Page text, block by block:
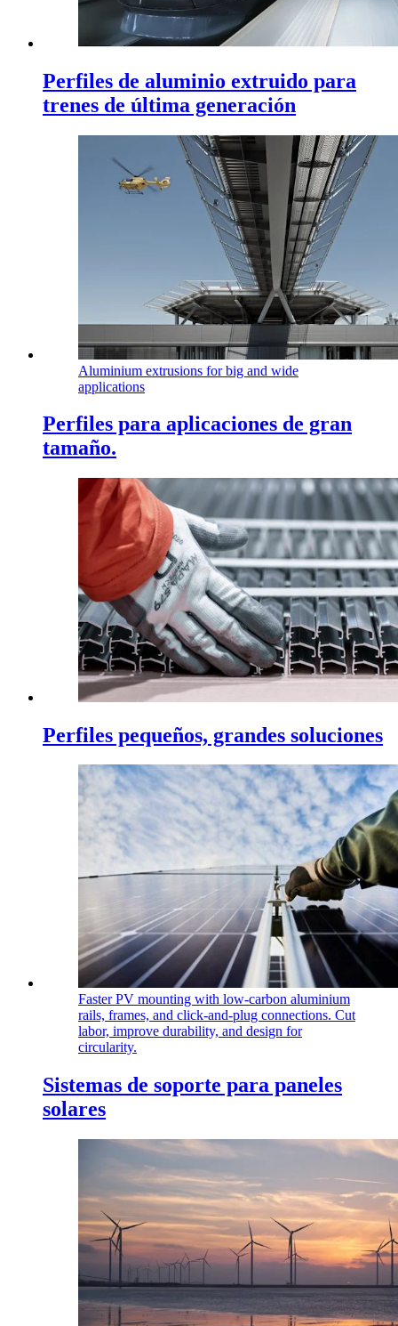
Perfiles de aluminio extruido para
trenes de última generación
Aluminium extrusions for big and wide
applications
Perfiles para aplicaciones de gran
tamaño.
Perfiles pequeños, grandes soluciones
Faster PV mounting with low‑carbon aluminium
rails, frames, and click‑and‑plug connections. Cut
labor, improve durability, and design for
circularity.
Sistemas de soporte para paneles
solares